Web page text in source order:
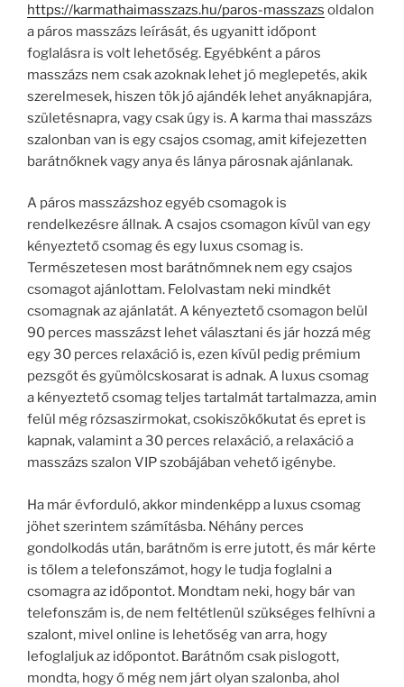
https://karmathaimasszazs.hu/paros-masszazs oldalon
a páros masszázs leírását, és ugyanitt időpont
foglalásra is volt lehetőség. Egyébként a páros
masszázs nem csak azoknak lehet jó meglepetés, akik
szerelmesek, hiszen tök jó ajándék lehet anyáknapjára,
születésnapra, vagy csak úgy is. A karma thai masszázs
szalonban van is egy csajos csomag, amit kifejezetten
barátnőknek vagy anya és lánya párosnak ajánlanak.
A páros masszázshoz egyéb csomagok is
rendelkezésre állnak. A csajos csomagon kívül van egy
kényeztető csomag és egy luxus csomag is.
Természetesen most barátnőmnek nem egy csajos
csomagot ajánlottam. Felolvastam neki mindkét
csomagnak az ajánlatát. A kényeztető csomagon belül
90 perces masszázst lehet választani és jár hozzá még
egy 30 perces relaxáció is, ezen kívül pedig prémium
pezsgőt és gyümölcskosarat is adnak. A luxus csomag
a kényeztető csomag teljes tartalmát tartalmazza, amin
felül még rózsaszirmokat, csokiszökőkutat és epret is
kapnak, valamint a 30 perces relaxáció, a relaxáció a
masszázs szalon VIP szobájában vehető igénybe.
Ha már évforduló, akkor mindenképp a luxus csomag
jöhet szerintem számításba. Néhány perces
gondolkodás után, barátnőm is erre jutott, és már kérte
is tőlem a telefonszámot, hogy le tudja foglalni a
csomagra az időpontot. Mondtam neki, hogy bár van
telefonszám is, de nem feltétlenül szükséges felhívni a
szalont, mivel online is lehetőség van arra, hogy
lefoglaljuk az időpontot. Barátnőm csak pislogott,
mondta, hogy ő még nem járt olyan szalonba, ahol